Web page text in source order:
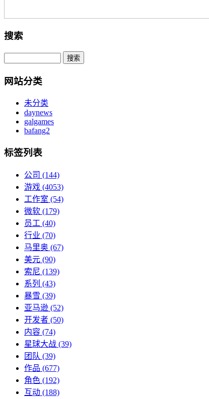
搜索
网站分类
未分类
daynews
galgames
bafang2
标签列表
公司 (144)
游戏 (4053)
工作室 (54)
微软 (179)
员工 (40)
行业 (70)
马里奥 (67)
美元 (90)
索尼 (139)
系列 (43)
暴雪 (39)
亚马逊 (52)
开发者 (50)
内容 (74)
星球大战 (39)
团队 (39)
作品 (677)
角色 (192)
互动 (188)